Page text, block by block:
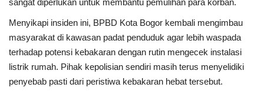
sangat diperlukan untuk membantu pemulihan para korban.
Menyikapi insiden ini, BPBD Kota Bogor kembali mengimbau
masyarakat di kawasan padat penduduk agar lebih waspada
terhadap potensi kebakaran dengan rutin mengecek instalasi
listrik rumah. Pihak kepolisian sendiri masih terus menyelidiki
penyebab pasti dari peristiwa kebakaran hebat tersebut.